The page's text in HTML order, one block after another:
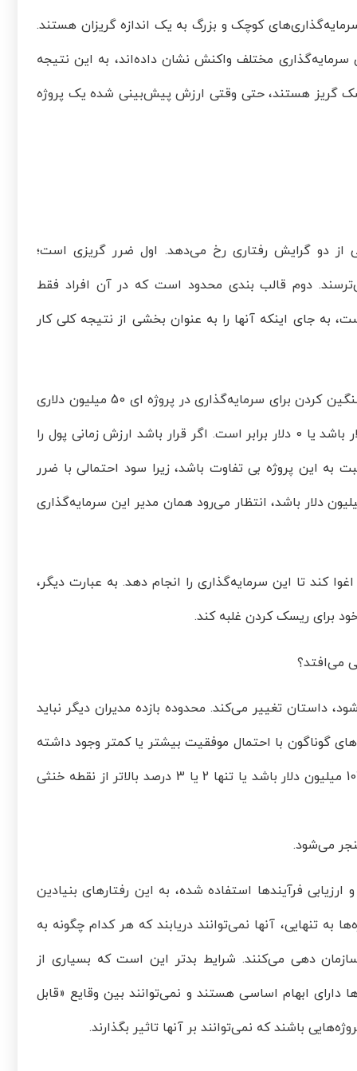
کوچک و بزرگ به یک اندازه گریزان هستند.
نسبت به سناریوهای سرمایه‌گذاری مختلف واکنش نشان داده‌اند، به این نتیجه
گریز هستند، حتی وقتی ارزش پیش‌بینی شده یک پروژه
از دو گرایش رفتاری رخ می‌دهد. اول ضرر گریزی است؛
دوم قالب بندی محدود است که در آن افراد فقط
به جای اینکه آنها را به عنوان بخشی از نتیجه کلی کار
نمونه ساده ای از یک مدیر ریسک گریز را در نظر بگیرید که در حال سبک سنگین کردن برای سرمایه‌گذاری در پروژه ای 50 میلیون دلاری
است. در این پروژه، احتمال این که بازگشت سرمایه در سال 100 میلیون دلار باشد یا 0 دلار برابر است. اگر قرار باشد ارزش زمانی پول را
به این پروژه بی تفاوت باشد، زیرا سود احتمالی با ضرر
برابر است. اگر احتمال سوددهی این سرمایه‌گذاری بیشتر از 100 میلیون دلار باشد، انتظار می‌رود همان مدیر این سرمایه‌گذاری
ریسک گریز را اغوا کند تا این سرمایه‌گذاری را انجام دهد. به عبارت دیگر،
می‌افتد؟
گیری با 10 تصمیم‌گیری مواجه شود، داستان تغییر می‌کند. محدوده بازده مدیران دیگر نباید
گوناگون با احتمال موفقیت بیشتر یا کمتر وجود داشته
باشد. در این صورت، همان مدیر اگر احتمال سوددهی سرمایه‌گذاری تنها 103 میلیون دلار باشد یا تنها 2 یا 3 درصد بالاتر از نقطه خنثی
می‌شود.
فرآیندها استفاده شده، به این رفتارهای بنیادین
تنهایی، آنها نمی‌توانند دریابند که هر کدام چگونه به
دهی می‌کنند. شرایط بدتر این است که بسیاری از
دارای ابهام اساسی هستند و نمی‌توانند بین وقایع «قابل
باشند که نمی‌توانند بر آنها تاثیر بگذارند.